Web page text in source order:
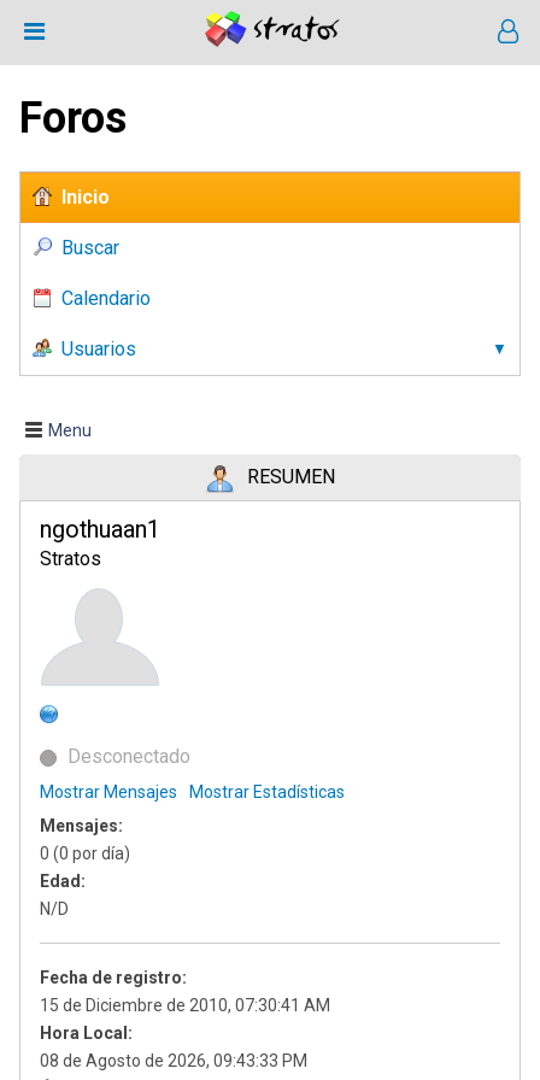
Foros
Inicio
Buscar
Calendario
Usuarios
Menu
RESUMEN
ngothuaan1
Stratos
Desconectado
Mostrar Mensajes
Mostrar Estadísticas
Mensajes:
0 (0 por día)
Edad:
N/D
Fecha de registro:
15 de Diciembre de 2010, 07:30:41 AM
Hora Local:
08 de Agosto de 2026, 09:43:33 PM